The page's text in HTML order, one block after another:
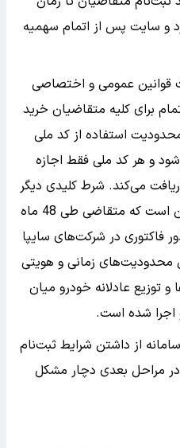
و سایت پس از اتمام سهمیه
قوانین عمومی و اختصاصی
حداقل 18 سال تمام برای کلیه متقاضیان خرید
استفاده از کد ملی
و هر کد ملی فقط اجازه
می‌کند. شرط کلیدی دیگر
در قوانین پیش‌فروش سایپا این است که متقاضی طی 48 ماه
فاکتوری در شرکت‌های سایپا
محدودیت‌های زمانی و هویتی
توزیع عادلانه خودرو میان
اجرا شده است.
از داشتن شرایط ثبت‌نام
مراحل بعدی دچار مشکل